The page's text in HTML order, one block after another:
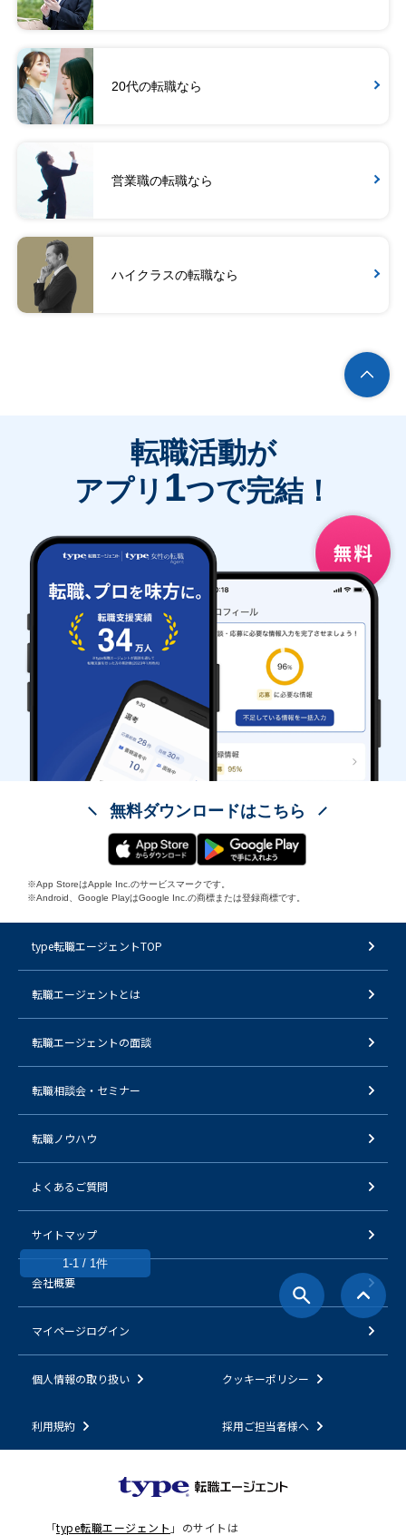
20代の転職なら
営業職の転職なら
ハイクラスの転職なら
1-1 / 1件
転職活動が
アプリ 1つで完結！
無料ダウンロードはこちら
※App StoreはApple Inc.のサービスマークです。
※Android、Google PlayはGoogle Inc.の商標または登録商標です。
type転職エージェントTOP
転職エージェントとは
転職エージェントの面談
転職相談会・セミナー
転職ノウハウ
よくあるご質問
サイトマップ
会社概要
マイページログイン
個人情報の取り扱い クッキーポリシー
利用規約 採用ご担当者様へ
「type転職エージェント 」のサイトは